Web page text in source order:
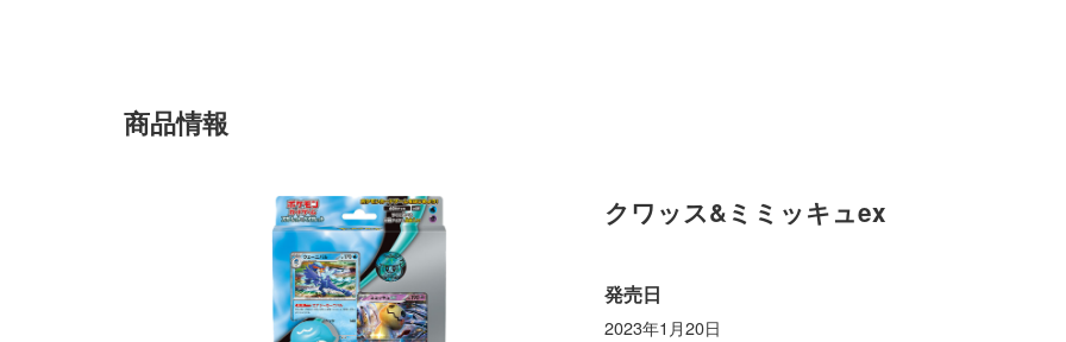
商品情報
クワッス&ミミッキュex
発売日
2023年1月20日